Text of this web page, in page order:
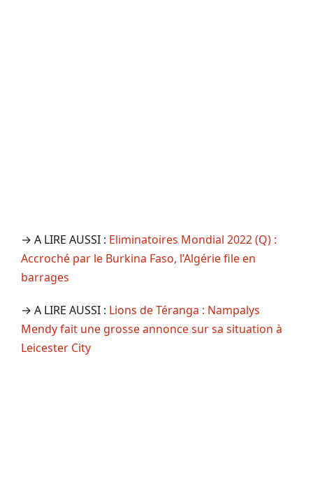
→ A LIRE AUSSI : Eliminatoires Mondial 2022 (Q) :
Accroché par le Burkina Faso, l’Algérie file en
barrages
→ A LIRE AUSSI : Lions de Téranga : Nampalys
Mendy fait une grosse annonce sur sa situation à
Leicester City